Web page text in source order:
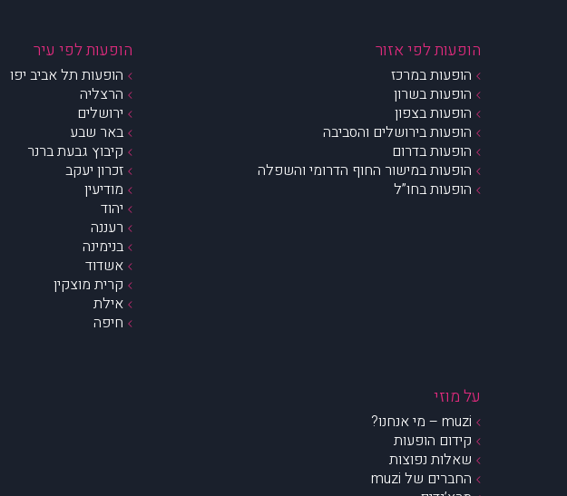
הופעות לפי אזור
הופעות במרכז
הופעות בשרון
הופעות בצפון
הופעות בירושלים והסביבה
הופעות בדרום
הופעות במישור החוף הדרומי והשפלה
הופעות בחו”ל
הופעות לפי עיר
הופעות תל אביב יפו
הרצליה
ירושלים
באר שבע
קיבוץ גבעת ברנר
זכרון יעקב
מודיעין
יהוד
רעננה
בנימינה
אשדוד
קרית מוצקין
אילת
חיפה
על מוזי
muzi – מי אנחנו?
קידום הופעות
שאלות נפוצות
החברים של muzi